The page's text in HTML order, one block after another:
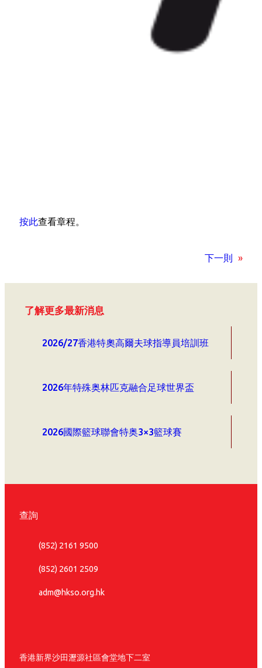
按此查看章程。
下一則 »
了解更多最新消息
2026/27香港特奧高爾夫球指導員培訓班
2026年特殊奥林匹克融合足球世界盃
2026國際籃球聯會特奥3×3籃球賽
查詢
(852) 2161 9500
(852) 2601 2509
adm@hkso.org.hk
香港新界沙田瀝源社區會堂地下二室